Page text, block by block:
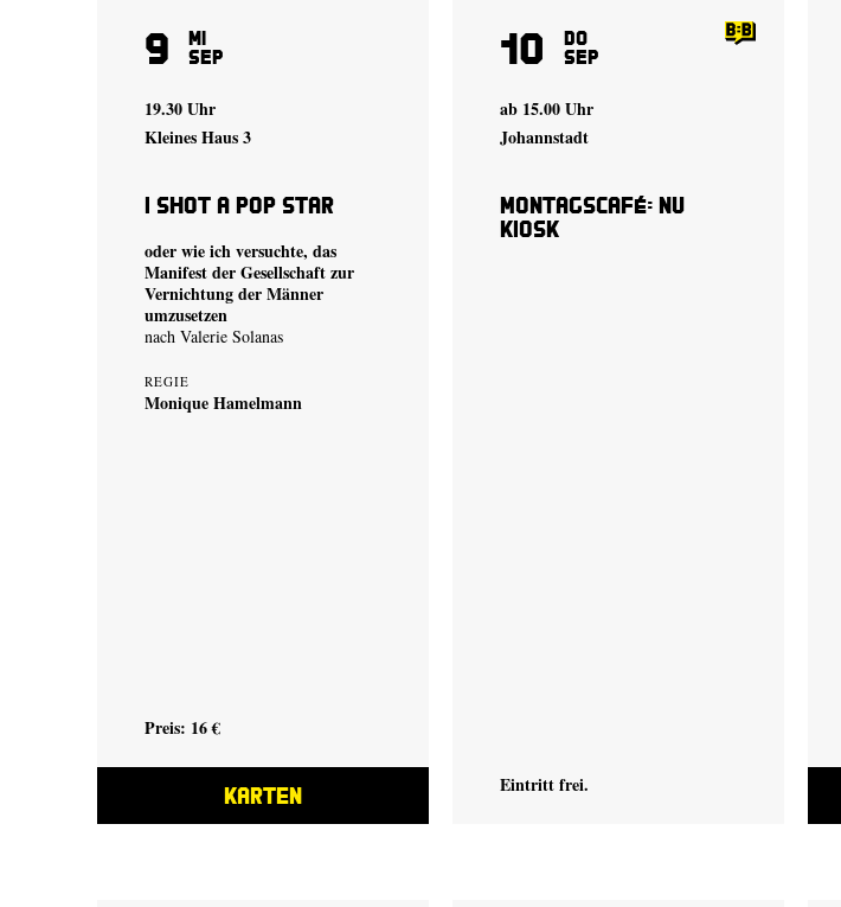
9 Mi
Sep
19.30 Uhr
Kleines Haus 3
I shot a Pop Star
oder wie ich versuchte, das
Manifest der Gesellschaft zur
Vernichtung der Männer
umzusetzen
nach Valerie Solanas
REGIE
Monique Hamelmann
Preis: 16 €
KARTEN
10 Do
Sep
ab 15.00 Uhr
Johannstadt
Montagscafé: Nu
Kiosk
Eintritt frei.